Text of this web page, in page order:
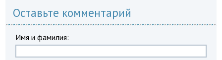
Оставьте комментарий
Имя и фамилия: